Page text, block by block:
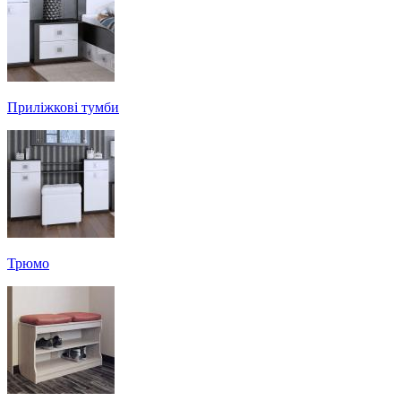
Приліжкові тумби
Трюмо